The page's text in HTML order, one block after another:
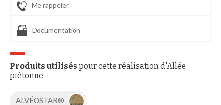
Me rappeler
Documentation
Produits utilisés pour cette réalisation d'Allée
piétonne
ALVÉOSTAR®